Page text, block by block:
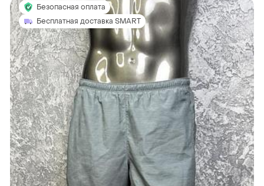
Безопасная оплата
Бесплатная доставка SMART